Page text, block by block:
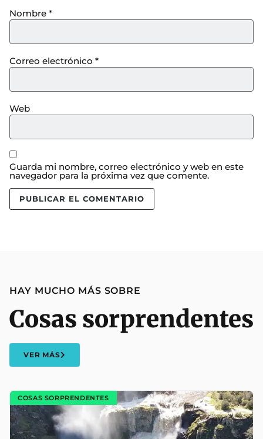
Nombre *
Correo electrónico *
Web
Guarda mi nombre, correo electrónico y web en este
navegador para la próxima vez que comente.
HAY MUCHO MÁS SOBRE
Cosas sorprendentes
VER MÁS
COSAS SORPRENDENTES